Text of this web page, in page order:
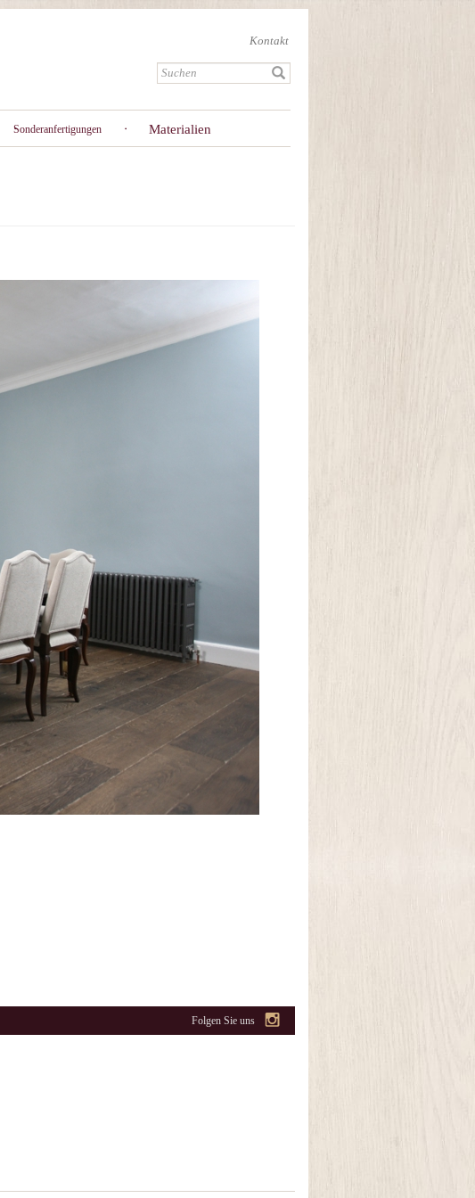
Kontakt
Sonderanfertigungen Materialien
Folgen Sie uns